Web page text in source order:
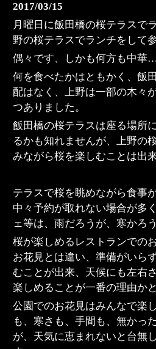
2017/03/15
月曜日に飯田橋の桜テラスで
野の桜テラスでランチをして
偶々です、しかも何方も中華…
何を食べたかはともかく、飯
配はなく、上野は一部の木々
つありました。
飯田橋の桜テラスは座る場所
るかも知れませんが、上野の
みながら桜を楽しむことは出
テラスで桜を眺めながら食事
中々予約が取れない場合が多
ェ等は、雨だろうが、寒かろ
桜が楽しめるレストランでの
お花見とは違い、準備がいら
むことが出来、天候にも左右
楽しめることが一番の理由か
公園でのお花見はみんなで楽
も、寒さも、手間も、無かっ
が、天気に恵まれないと台無